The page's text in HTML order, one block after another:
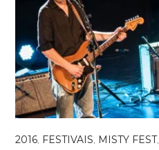
2016, FESTIVAIS, MISTY FEST,